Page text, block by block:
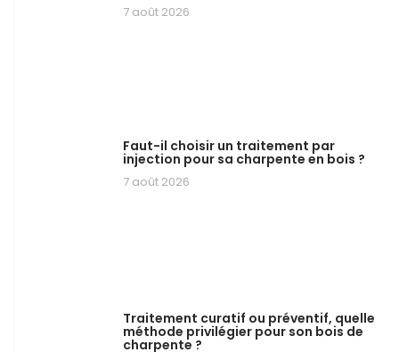
7 août 2026
Faut-il choisir un traitement par
injection pour sa charpente en bois ?
7 août 2026
Traitement curatif ou préventif, quelle
méthode privilégier pour son bois de
charpente ?